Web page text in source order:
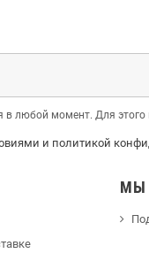
в любой момент. Для
и политикой
МЫ